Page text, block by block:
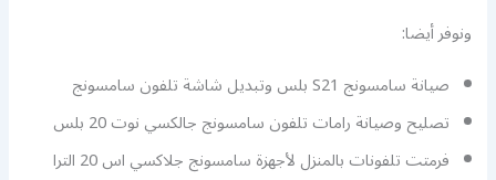
ونوفر أيضا:
صيانة سامسونج S21 بلس وتبديل شاشة تلفون سامسونج
تصليح وصيانة رامات تلفون سامسونج جالكسي نوت 20 بلس
فرمتت تلفونات بالمنزل لأجهزة سامسونج جلاكسي اس 20 الترا